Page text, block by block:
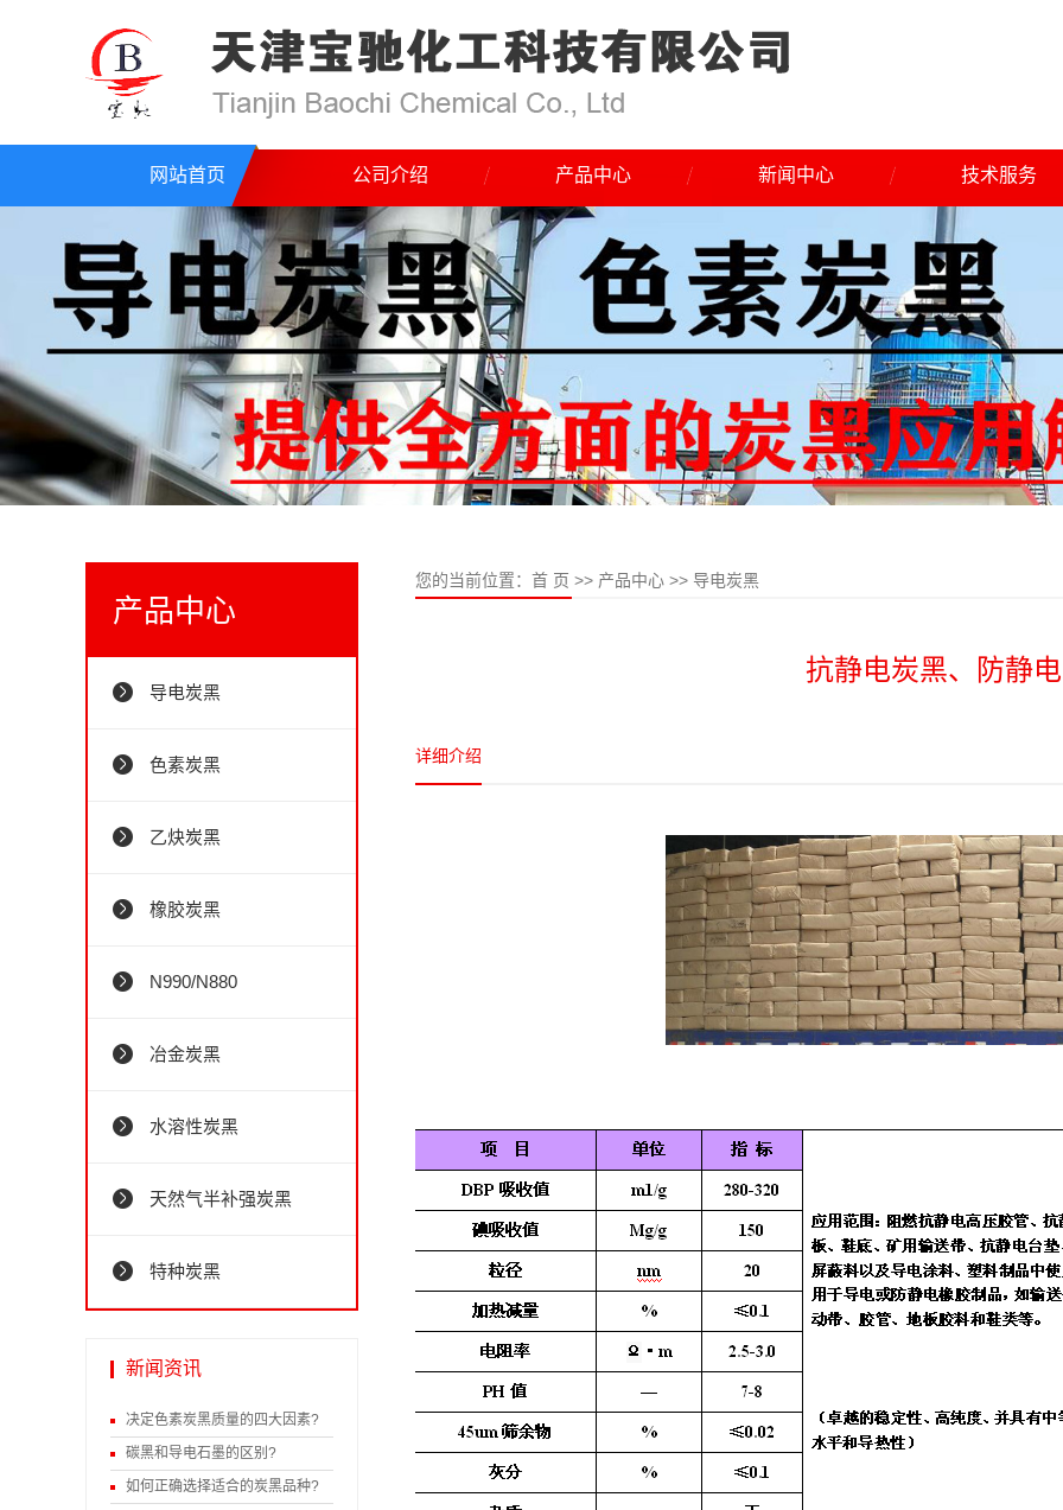
网站首页 公司介绍 产品中心 新闻中心 技术服务
产品中心
导电炭黑
色素炭黑
乙炔炭黑
橡胶炭黑
N990/N880
冶金炭黑
水溶性炭黑
天然气半补强炭黑
特种炭黑
新闻资讯
决定色素炭黑质量的四大因素?
碳黑和导电石墨的区别?
如何正确选择适合的炭黑品种?
您的当前位置： 首 页 >> 产品中心 >> 导电炭黑
抗静电炭黑、防静
详细介绍